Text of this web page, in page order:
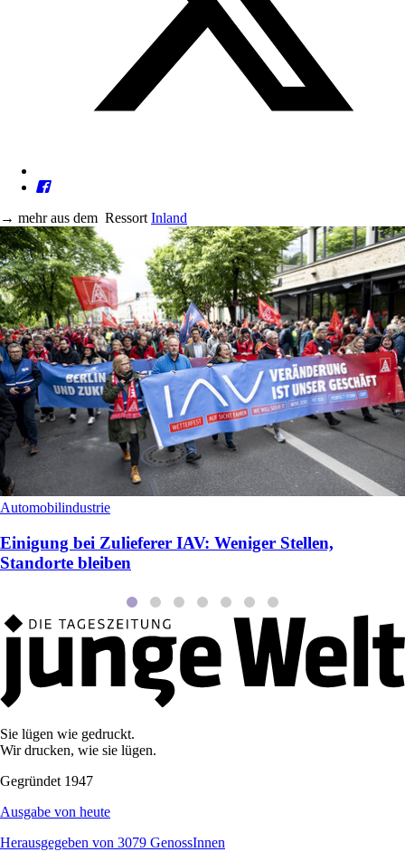
→ mehr aus dem Ressort Inland
Automobilindustrie
Einigung bei Zulieferer IAV: Weniger Stellen,
Standorte bleiben
Sie lügen wie gedruckt.
Wir drucken, wie sie lügen.
Gegründet 1947
Ausgabe von heute
Herausgegeben von 3079 GenossInnen